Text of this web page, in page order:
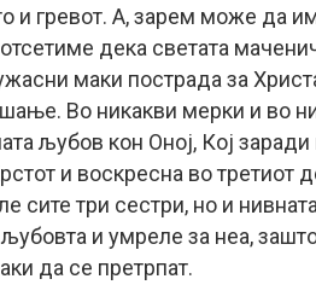
и гревот. А, зарем може да
дека светата
маки пострада за
Во никакви мерки и во
љубов кон Оној, Кој
и воскресна во третиот
сите три сестри, но и
и умреле за неа,
да се претрпат.